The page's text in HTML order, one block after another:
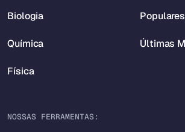
Biologia
Química
Física
Populares
Últimas
NOSSAS FERRAMENTAS: